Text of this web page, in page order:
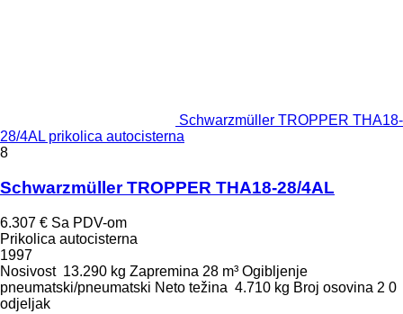
Schwarzmüller TROPPER THA18-
28/4AL prikolica autocisterna
8
Schwarzmüller TROPPER THA18-28/4AL
6.307 € Sa PDV-om
Prikolica autocisterna
1997
Nosivost 13.290 kg Zapremina 28 m³ Ogibljenje
pneumatski/pneumatski Neto težina 4.710 kg Broj osovina 2 0
odjeljak